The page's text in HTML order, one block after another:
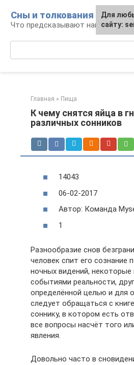
контенту
Сны и толкования
Что предсказывают нам наши
Главная » Пища
К чему снятся яйца в
различных сонников
14043
06-02-2017
Автор: Команда
1
Разнообразие снов
человек спит его
ночных видений, некоторые
событиями реальности,
определённой целью и для
следует обращаться с
соннику, в котором есть
все вопросы насчёт того
явления.
Довольно часто в
Для
сайту: